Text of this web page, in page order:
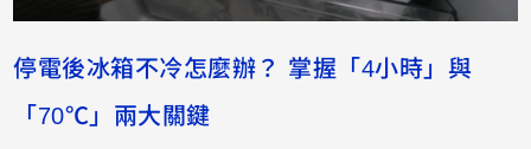
停電後冰箱不冷怎麼辦？ 掌握「4小時」與
「70℃」兩大關鍵